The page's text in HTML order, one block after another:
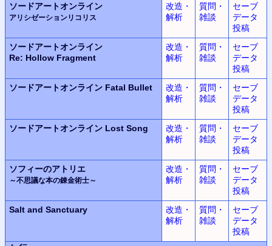
ソードアートオンライン
アリシゼーションリコリス
改造・
解析
質問・
雑談
セーブ
データ
投稿
ソードアートオンライン
Re: Hollow Fragment
改造・
解析
質問・
雑談
セーブ
データ
投稿
ソードアートオンライン Fatal Bullet
改造・
解析
質問・
雑談
セーブ
データ
投稿
ソードアートオンライン Lost Song
改造・
解析
質問・
雑談
セーブ
データ
投稿
ソフィーのアトリエ
～不思議な本の錬金術士～
改造・
解析
質問・
雑談
セーブ
データ
投稿
Salt and Sanctuary
改造・
解析
質問・
雑談
セーブ
データ
投稿